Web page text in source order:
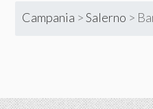
Campania >Salerno >